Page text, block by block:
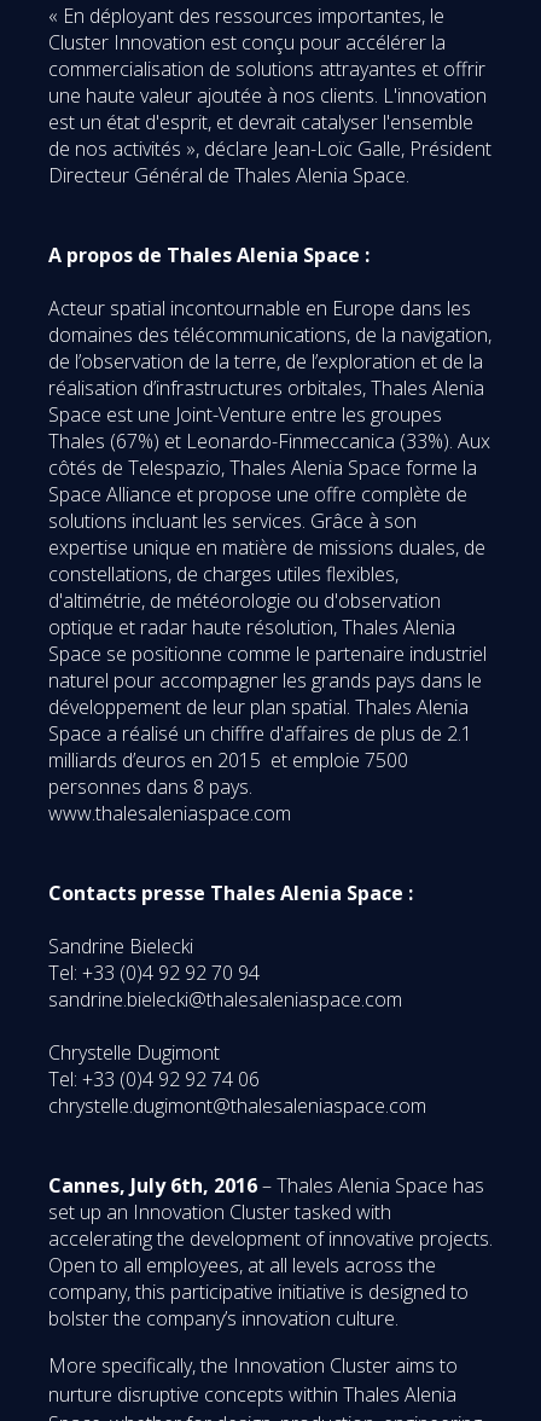
« En déployant des ressources importantes, le
Cluster Innovation est conçu pour accélérer la
commercialisation de solutions attrayantes et offrir
une haute valeur ajoutée à nos clients. L'innovation
est un état d'esprit, et devrait catalyser l'ensemble
de nos activités », déclare Jean-Loïc Galle, Président
Directeur Général de Thales Alenia Space.
A propos de Thales Alenia Space :
Acteur spatial incontournable en Europe dans les
domaines des télécommunications, de la navigation,
de l’observation de la terre, de l’exploration et de la
réalisation d’infrastructures orbitales, Thales Alenia
Space est une Joint-Venture entre les groupes
Thales (67%) et Leonardo-Finmeccanica (33%). Aux
côtés de Telespazio, Thales Alenia Space forme la
Space Alliance et propose une offre complète de
solutions incluant les services. Grâce à son
expertise unique en matière de missions duales, de
constellations, de charges utiles flexibles,
d'altimétrie, de météorologie ou d'observation
optique et radar haute résolution, Thales Alenia
Space se positionne comme le partenaire industriel
naturel pour accompagner les grands pays dans le
développement de leur plan spatial. Thales Alenia
Space a réalisé un chiffre d'affaires de plus de 2.1
milliards d’euros en 2015 et emploie 7500
personnes dans 8 pays.
www.thalesaleniaspace.com
Contacts presse Thales Alenia Space :
Sandrine Bielecki
Tel: +33 (0)4 92 92 70 94
sandrine.bielecki@thalesaleniaspace.com
Chrystelle Dugimont
Tel: +33 (0)4 92 92 74 06
chrystelle.dugimont@thalesaleniaspace.com
Cannes, July 6th, 2016– Thales Alenia Space has
set up an Innovation Cluster tasked with
accelerating the development of innovative projects.
Open to all employees, at all levels across the
company, this participative initiative is designed to
bolster the company’s innovation culture.
More specifically, the Innovation Cluster aims to
nurture disruptive concepts within Thales Alenia